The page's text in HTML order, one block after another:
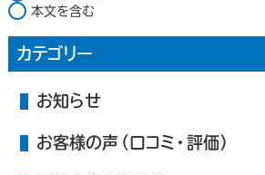
本文を含む
カテゴリー
お知らせ
お客様の声（口コミ・評価）